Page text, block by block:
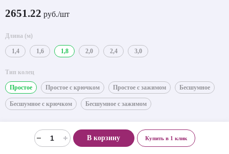
2651.22 руб./шт
Длина (м)
1,4 1,6 1,8 2,0 2,4 3,0
Тип колец
Простое Простое с крючком Простое с зажимом Бесшумное
Бесшумное с крючком Бесшумное с зажимом
В корзину Купить в 1 клик